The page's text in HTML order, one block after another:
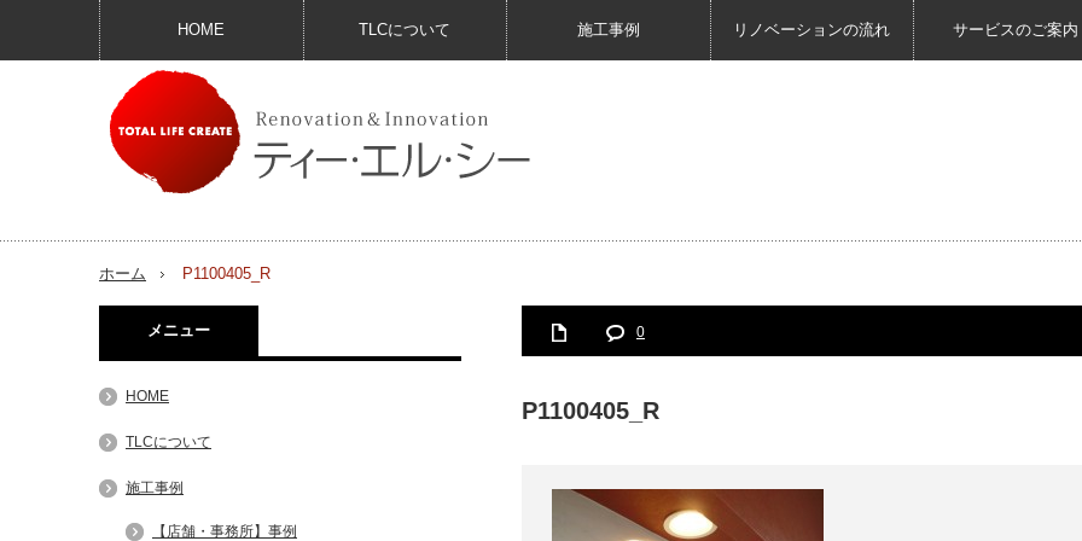
HOME TLCについて 施工事例 リノベーションの流れ サービスのご案内
ホーム P1100405_R
0
P1100405_R
メニュー
HOME
TLCについて
施工事例
【店舗・事務所】事例